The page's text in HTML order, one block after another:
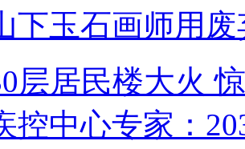
下玉石画师用
层居民楼大火
控中心专家：